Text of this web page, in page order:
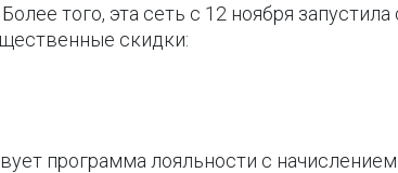
того, эта сеть с 12 ноября
скидки:
программа лояльности с